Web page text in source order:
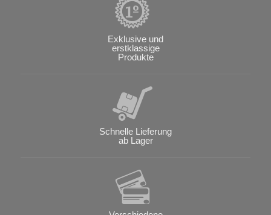
Exklusive und
erstklassige
Produkte
Schnelle Lieferung
ab Lager